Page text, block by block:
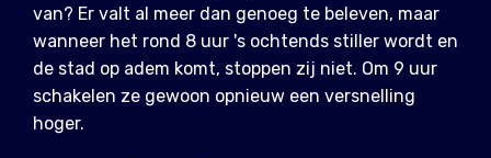
van? Er valt al meer dan genoeg te beleven, maar
wanneer het rond 8 uur 's ochtends stiller wordt en
de stad op adem komt, stoppen zij niet. Om 9 uur
schakelen ze gewoon opnieuw een versnelling
hoger.